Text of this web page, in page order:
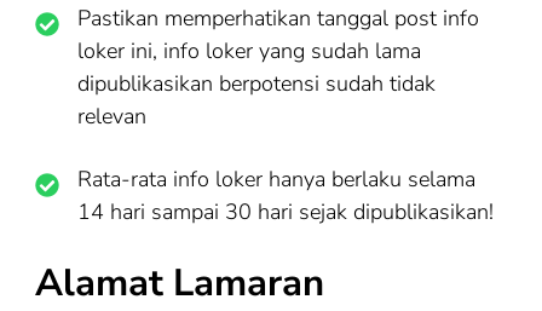
Pastikan memperhatikan tanggal post info
loker ini, info loker yang sudah lama
dipublikasikan berpotensi sudah tidak
relevan
Rata-rata info loker hanya berlaku selama
14 hari sampai 30 hari sejak dipublikasikan!
Alamat Lamaran